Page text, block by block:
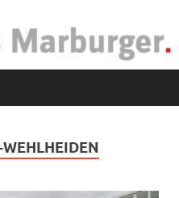
WEHLHEIDEN